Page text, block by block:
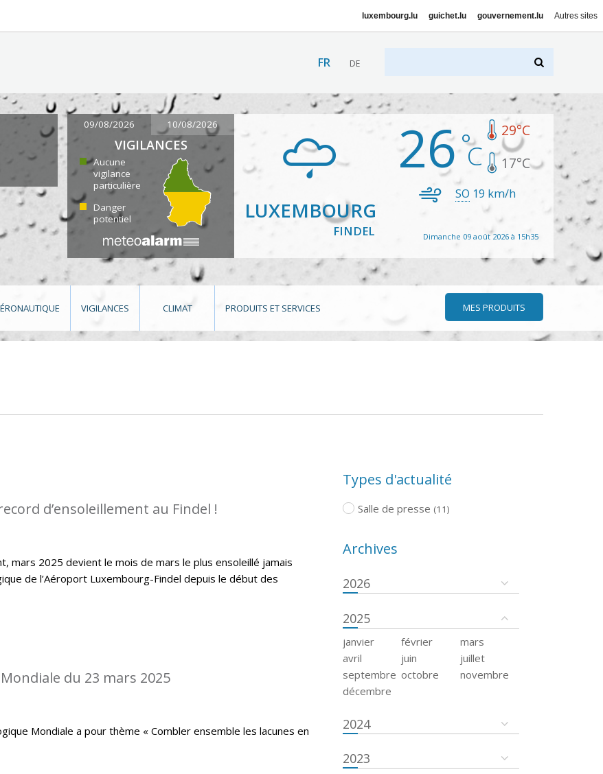
luxembourg.lu guichet.lu gouvernement.lu Autres sites
FR DE
09/08/2026 10/08/2026
VIGILANCES
Aucune
vigilance
particulière
Danger
potentiel
LUXEMBOURG
FINDEL
26 29°C
17°C
SO 19 km/h
Dimanche 09 août 2026 à 15h35
VIGILANCES CLIMAT PRODUITS ET SERVICES MES PRODUITS
d’ensoleillement au Findel !
mars 2025 devient le mois de mars le plus ensoleillé jamais
de l’Aéroport Luxembourg-Findel depuis le début des
du 23 mars 2025
Mondiale a pour thème « Combler ensemble les lacunes en
Types d'actualité
Salle de presse (11)
Archives
2026
2025
janvier février
mars
avril
juin
juillet
septembre octobre
novembre
décembre
2024
2023